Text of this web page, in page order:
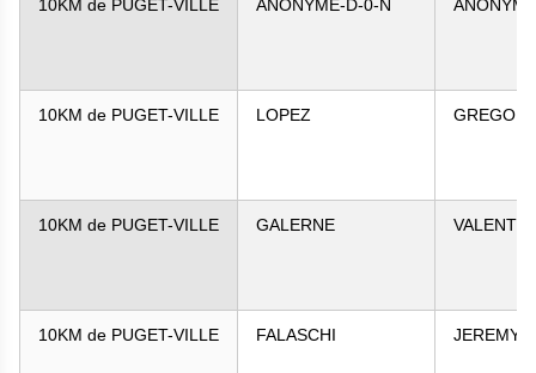
10KM de PUGET-VILLE ANONYME-D-0-N
10KM de PUGET-VILLE LOPEZ
10KM de PUGET-VILLE GALERNE VALENTIN
10KM de PUGET-VILLE FALASCHI JEREMY